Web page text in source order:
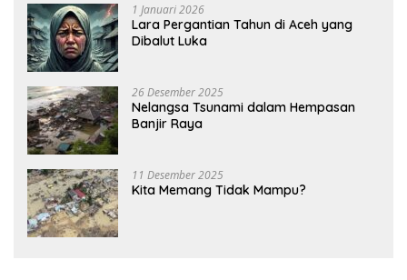
1 Januari 2026
Lara Pergantian Tahun di Aceh yang
Dibalut Luka
26 Desember 2025
Nelangsa Tsunami dalam Hempasan
Banjir Raya
11 Desember 2025
Kita Memang Tidak Mampu?